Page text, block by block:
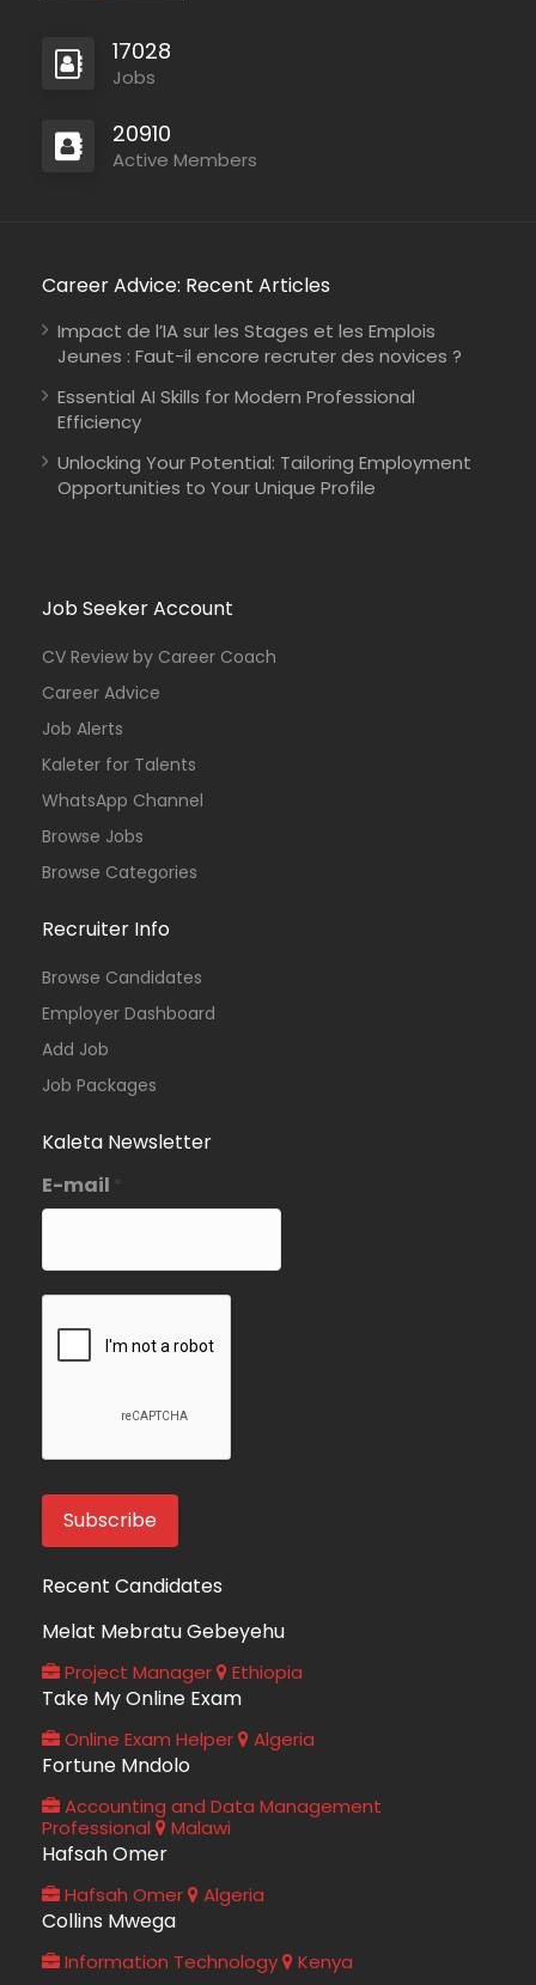
Mozambique
International Union for Conservation of Nature
17028
Jobs
20910
Active Members
Career Advice: Recent Articles
Impact de l’IA sur les Stages et les Emplois
Jeunes : Faut-il encore recruter des novices ?
Essential AI Skills for Modern Professional
Efficiency
Unlocking Your Potential: Tailoring Employment
Opportunities to Your Unique Profile
Job Seeker Account
CV Review by Career Coach
Career Advice
Job Alerts
Kaleter for Talents
WhatsApp Channel
Browse Jobs
Browse Categories
Recruiter Info
Browse Candidates
Employer Dashboard
Add Job
Job Packages
Kaleta Newsletter
E-mail *
Recent Candidates
Melat Mebratu Gebeyehu
Project Manager Ethiopia
Take My Online Exam
Online Exam Helper Algeria
Fortune Mndolo
Accounting and Data Management
Professional
Malawi
Hafsah Omer
Hafsah Omer Algeria
Collins Mwega
Information Technology Kenya